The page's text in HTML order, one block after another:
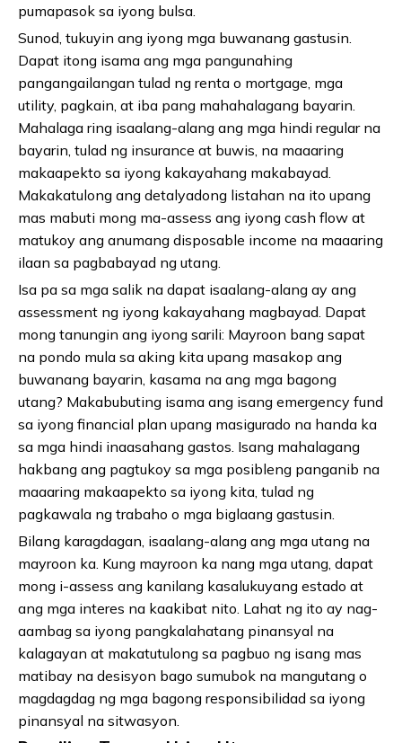
pumapasok sa iyong bulsa.
Sunod, tukuyin ang iyong mga buwanang gastusin.
Dapat itong isama ang mga pangunahing
pangangailangan tulad ng renta o mortgage, mga
utility, pagkain, at iba pang mahahalagang bayarin.
Mahalaga ring isaalang-alang ang mga hindi regular na
bayarin, tulad ng insurance at buwis, na maaaring
makaapekto sa iyong kakayahang makabayad.
Makakatulong ang detalyadong listahan na ito upang
mas mabuti mong ma-assess ang iyong cash flow at
matukoy ang anumang disposable income na maaaring
ilaan sa pagbabayad ng utang.
Isa pa sa mga salik na dapat isaalang-alang ay ang
assessment ng iyong kakayahang magbayad. Dapat
mong tanungin ang iyong sarili: Mayroon bang sapat
na pondo mula sa aking kita upang masakop ang
buwanang bayarin, kasama na ang mga bagong
utang? Makabubuting isama ang isang emergency fund
sa iyong financial plan upang masigurado na handa ka
sa mga hindi inaasahang gastos. Isang mahalagang
hakbang ang pagtukoy sa mga posibleng panganib na
maaaring makaapekto sa iyong kita, tulad ng
pagkawala ng trabaho o mga biglaang gastusin.
Bilang karagdagan, isaalang-alang ang mga utang na
mayroon ka. Kung mayroon ka nang mga utang, dapat
mong i-assess ang kanilang kasalukuyang estado at
ang mga interes na kaakibat nito. Lahat ng ito ay nag-
aambag sa iyong pangkalahatang pinansyal na
kalagayan at makatutulong sa pagbuo ng isang mas
matibay na desisyon bago sumubok na mangutang o
magdagdag ng mga bagong responsibilidad sa iyong
pinansyal na sitwasyon.